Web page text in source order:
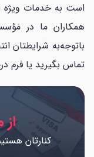
است به خدمات ویژه
همکاران ما در
باتوجه‌به شرایطتان
تماس بگیرید یا فرم
کنارتان